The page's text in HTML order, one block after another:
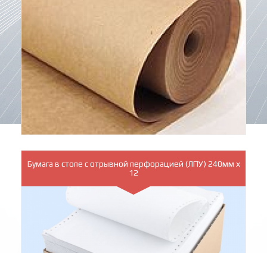
Бумага в стопе с отрывной перфорацией (ЛПУ) 240мм х
12